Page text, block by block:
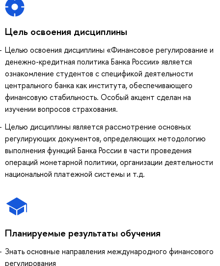
Цель освоения дисциплины
Целью освоения дисциплины «Финансовое регулирование и
денежно-кредитная политика Банка России» является
ознакомление студентов с спецификой деятельности
центрального банка как института, обеспечивающего
финансовую стабильность. Особый акцент сделан на
изучении вопросов страхования.
Целью дисциплины является рассмотрение основных
регулирующих документов, определяющих методологию
выполнения функций Банка России в части проведения
операций монетарной политики, организации деятельности
национальной платежной системы и т.д.
Планируемые результаты обучения
Знать основные направления международного финансового
регулирования